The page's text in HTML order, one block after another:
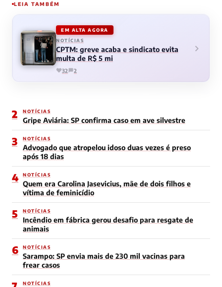
LEIA TAMBÉM
EM ALTA AGORA
NOTÍCIAS
CPTM: greve acaba e sindicato evita
multa de R$ 5 mi
32 2
2 NOTÍCIAS
Gripe Aviária: SP confirma caso em ave silvestre
3 NOTÍCIAS
Advogado que atropelou idoso duas vezes é preso
após 18 dias
4 NOTÍCIAS
Quem era Carolina Jasevicius, mãe de dois filhos e
vítima de feminicídio
5 NOTÍCIAS
Incêndio em fábrica gerou desafio para resgate de
animais
6 NOTÍCIAS
Sarampo: SP envia mais de 230 mil vacinas para
frear casos
NOTÍCIAS